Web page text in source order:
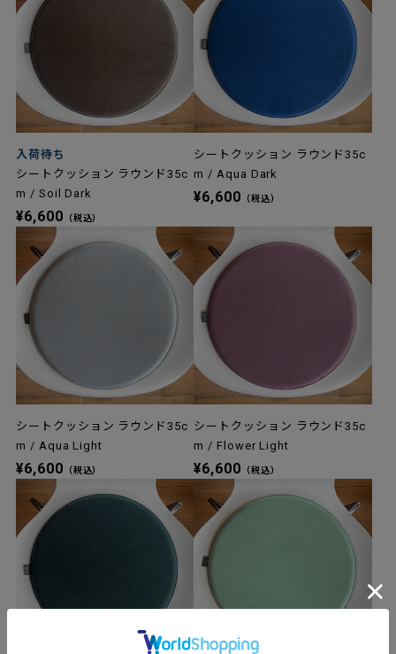
入荷待ち
シートクッション ラウンド35c
m / Soil Dark
¥6,600 （税込）
シートクッション ラウンド35c
m / Aqua Dark
¥6,600 （税込）
シートクッション ラウンド35c
m / Aqua Light
¥6,600 （税込）
シートクッション ラウンド35c
m / Flower Light
¥6,600 （税込）